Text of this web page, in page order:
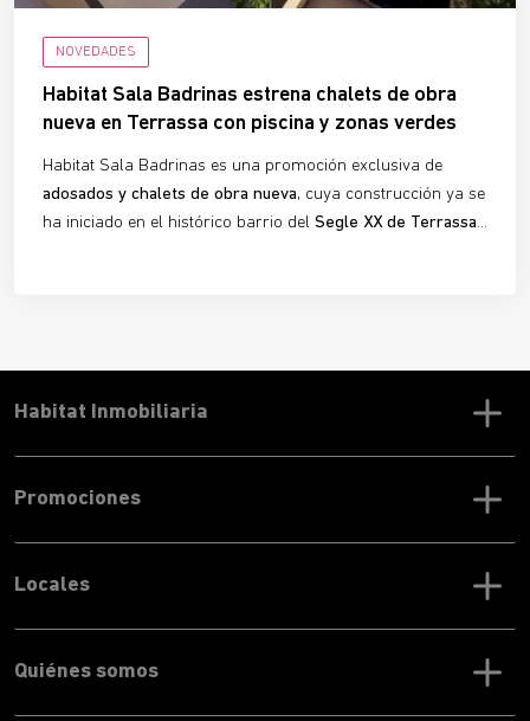
NOVEDADES
Habitat Sala Badrinas estrena chalets de obra
nueva en Terrassa con piscina y zonas verdes
Habitat Sala Badrinas es una promoción exclusiva de
adosados y chalets de obra nueva, cuya construcción ya se
ha iniciado en el histórico barrio del Segle XX de Terrassa.
Promociones
Locales
Quiénes somos
Habitat Inmobiliaria